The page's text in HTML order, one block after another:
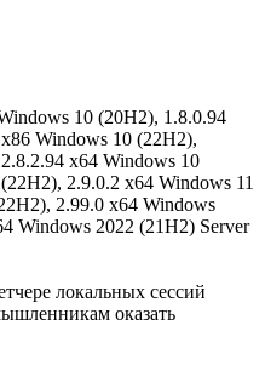
10 (20H2), 1.8.0.94
Windows 10 (22H2),
x64 Windows 10
2.9.0.2 x64 Windows 11
2.99.0 x64 Windows
Windows 2022 (21H2) Server
локальных сессий
оказать